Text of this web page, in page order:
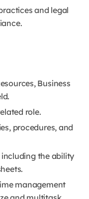
and legal
Business
role.
procedures, and
the ability
management